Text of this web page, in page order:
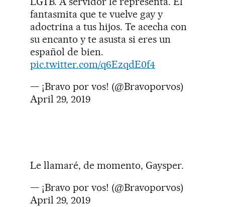
fantasmita que te vuelve gay y
adoctrina a tus hijos. Te acecha con
su encanto y te asusta si eres un
español de bien.
pic.twitter.com/q6EzqdE0f4
— ¡Bravo por vos! (@Bravoporvos)
April 29, 2019
Le llamaré, de momento, Gaysper.
— ¡Bravo por vos! (@Bravoporvos)
April 29, 2019